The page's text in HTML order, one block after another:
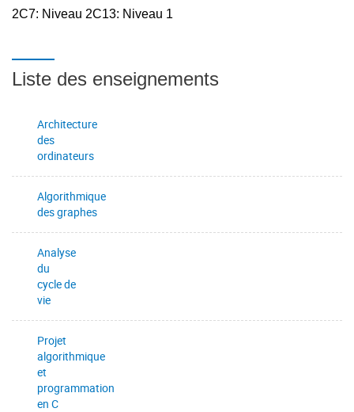
2C7: Niveau 2C13: Niveau 1
Liste des enseignements
Architecture
des
ordinateurs
Algorithmique
des graphes
Analyse
du
cycle de
vie
Projet
algorithmique
et
programmation
en C